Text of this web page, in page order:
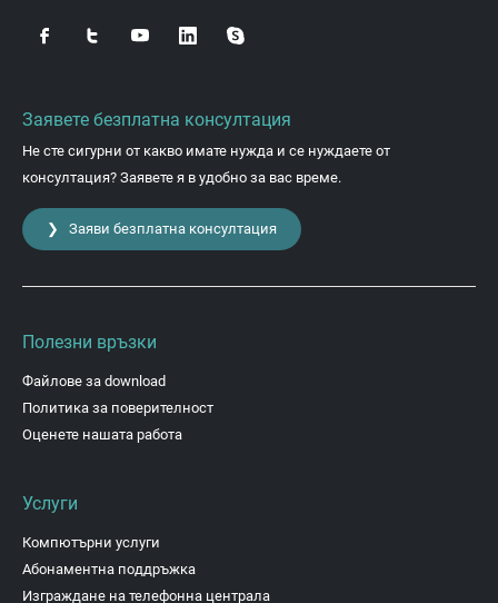
Заявете безплатна консултация
Не сте сигурни от какво имате нужда и се нуждаете от
консултация? Заявете я в удобно за вас време.
❯ Заяви безплатна консултация
Полезни връзки
Файлове за download
Политика за поверителност
Оценете нашата работа
Услуги
Компютърни услуги
Абонаментна поддръжка
Изграждане на телефонна централа